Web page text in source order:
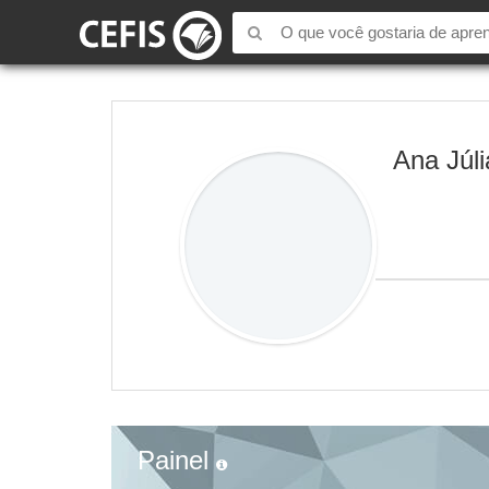
Ana
Painel